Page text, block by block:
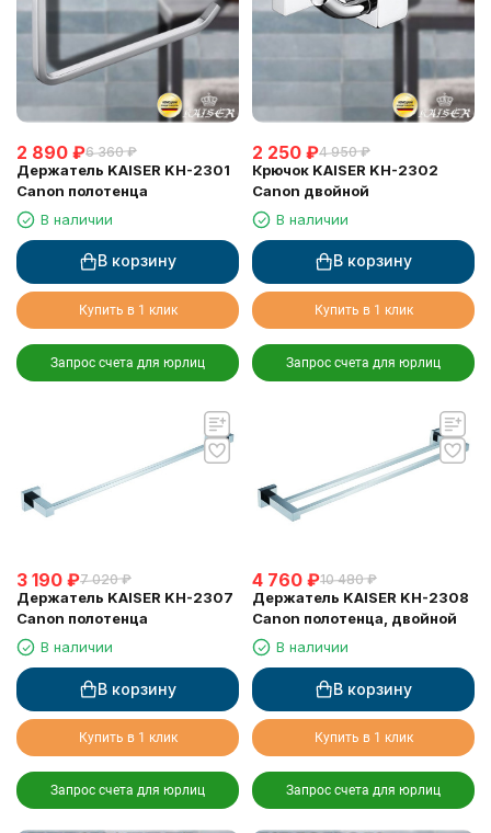
2 890 ₽6 360 ₽
Держатель KAISER KH-2301
Canon полотенца
В наличии
В корзину
Купить в 1 клик
Запрос счета для юрлиц
2 250 ₽4 950 ₽
Крючок KAISER KH-2302
Canon двойной
В наличии
В корзину
Купить в 1 клик
Запрос счета для юрлиц
3 190 ₽7 020 ₽
Держатель KAISER KH-2307
Canon полотенца
В наличии
В корзину
Купить в 1 клик
Запрос счета для юрлиц
4 760 ₽10 480 ₽
Держатель KAISER KH-2308
Canon полотенца, двойной
В наличии
В корзину
Купить в 1 клик
Запрос счета для юрлиц